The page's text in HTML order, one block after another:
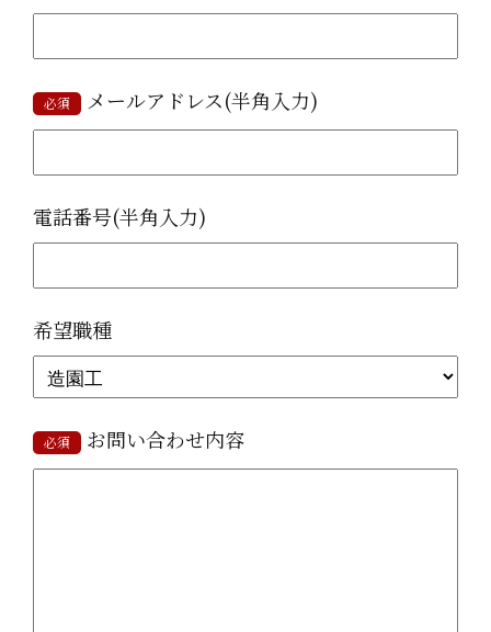
必須 メールアドレス(半角入力)
電話番号(半角入力)
希望職種
必須 お問い合わせ内容